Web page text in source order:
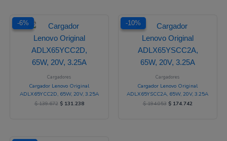
-6%
-6%
Cargadores
Cargador Lenovo Original
ADLX65YCC2D, 65W, 20V, 3.25A
$139.672
precio
original
era:
$ 139.672.
$131.238
es:
-10%
-10%
Cargadores
Cargador Lenovo Original
ADLX65YSCC2A, 65W, 20V, 3.25A
$194.053
precio
original
era:
$ 194.053.
$174.742
es: